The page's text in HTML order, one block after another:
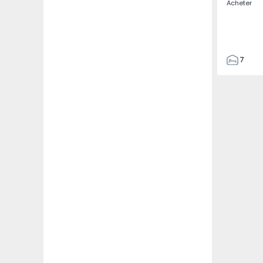
Acheter
7